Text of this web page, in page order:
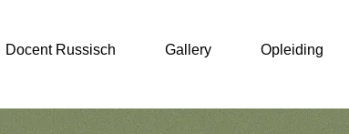
Docent Russisch Gallery Opleiding